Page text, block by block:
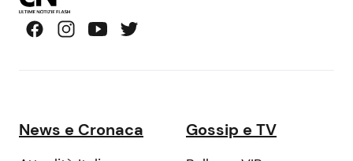
News e Cronaca Gossip e TV